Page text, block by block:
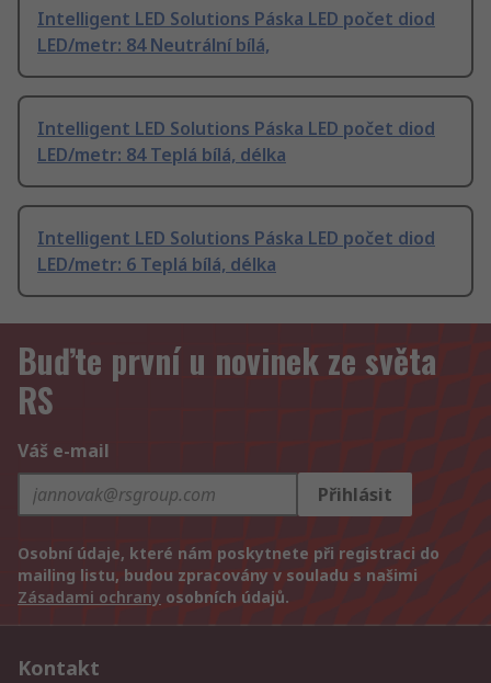
Intelligent LED Solutions Páska LED počet diod
LED/metr: 84 Neutrální bílá,
Intelligent LED Solutions Páska LED počet diod
LED/metr: 84 Teplá bílá, délka
Intelligent LED Solutions Páska LED počet diod
LED/metr: 6 Teplá bílá, délka
Buďte první u novinek ze světa
RS
Váš e-mail
Přihlásit
Osobní údaje, které nám poskytnete při registraci do
mailing listu, budou zpracovány v souladu s našimi
Zásadami ochrany osobních údajů.
Kontakt